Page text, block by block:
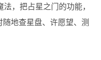
，把占星之门的功能，
地查星盘、许愿望、测